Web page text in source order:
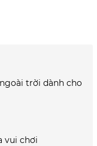
trời dành cho
vui chơi